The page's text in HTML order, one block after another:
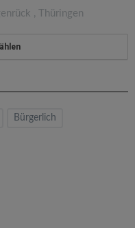
, Thüringen
Bürgerlich